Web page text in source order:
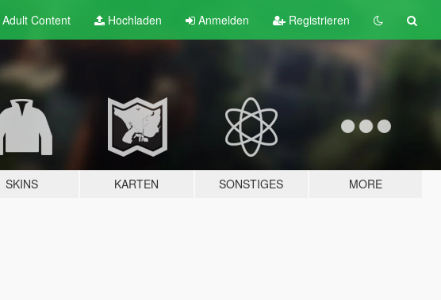
Content Hochladen Anmelden Registrieren
SKINS KARTEN SONSTIGES MORE